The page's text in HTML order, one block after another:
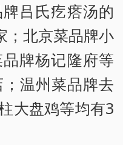
吕氏疙瘩汤的
；北京菜品牌小
牌杨记隆府等
温州菜品牌去
大盘鸡等均有3